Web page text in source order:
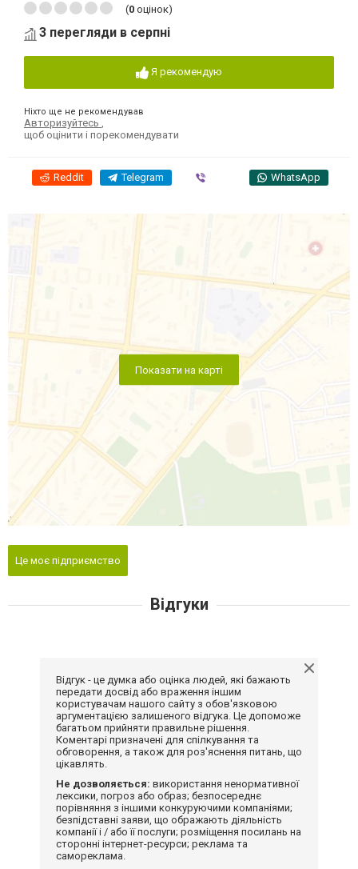
(0 оцінок)
3 перегляди в серпні
Я рекомендую
Ніхто ще не рекомендував
Авторизуйтесь
щоб оцінити і порекомендувати
Reddit Telegram WhatsApp
Показати на карті
Це моє підприємство
Відгуки
Відгук - це думка або оцінка людей, які бажають
передати досвід або враження іншим
користувачам нашого сайту з обов'язковою
аргументацією залишеного відгука. Це допоможе
багатьом прийняти правильне рішення.
Коментарі призначені для спілкування та
обговорення, а також для роз'яснення питань, що
цікавлять.
Не дозволяється: використання ненормативної
лексики, погроз або образ; безпосереднє
порівняння з іншими конкуруючими компаніями;
безпідставні заяви, що ображають діяльність
компанії і / або її послуги; розміщення посилань на
сторонні інтернет-ресурси; реклама та
самореклама.